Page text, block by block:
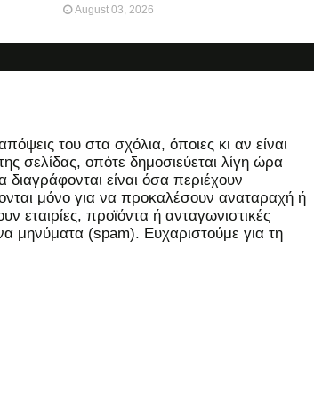
August 03, 2026
του στα σχόλια, όποιες κι αν είναι
σελίδας, οπότε δημοσιεύεται λίγη ώρα
είναι όσα περιέχουν
μόνο για να προκαλέσουν αναταραχή ή
εταιρίες, προϊόντα ή ανταγωνιστικές
μηνύματα (spam). Ευχαριστούμε για τη